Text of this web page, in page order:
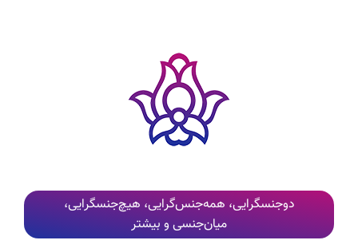
دوجنسگرایی، همه‌جنس‌گرایی، هیچ‌جنسگرایی،
میان‌جنسی و بیشتر